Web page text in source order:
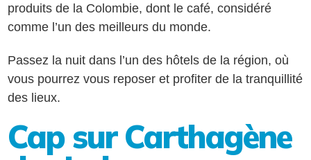
produits de la Colombie, dont le café, considéré
comme l’un des meilleurs du monde.
Passez la nuit dans l’un des hôtels de la région, où
vous pourrez vous reposer et profiter de la tranquillité
des lieux.
Cap sur Carthagène